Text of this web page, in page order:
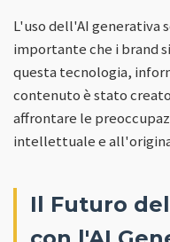
L'uso dell'AI generativa
importante che i brand
questa tecnologia,
contenuto è stato
affrontare le
intellettuale e
Il Futuro